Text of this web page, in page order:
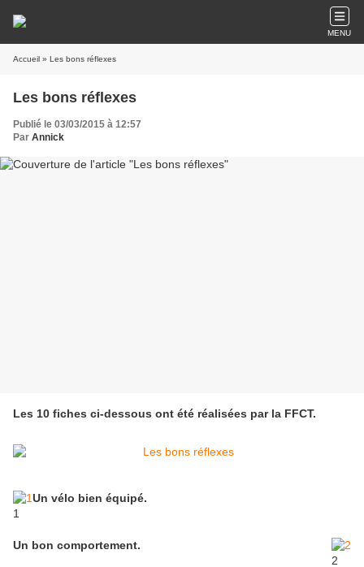
MENU
Accueil » Les bons réflexes
Les bons réflexes
Publié le 03/03/2015 à 12:57
Par Annick
Les 10 fiches ci-dessous ont été réalisées par la FFCT.
1
Un vélo bien équipé.
2
Un bon comportement.